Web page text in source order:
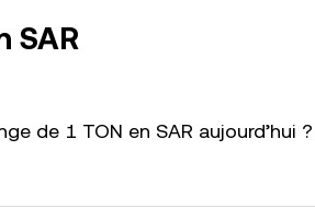
SAR
de 1 TON en SAR aujourd’hui ?